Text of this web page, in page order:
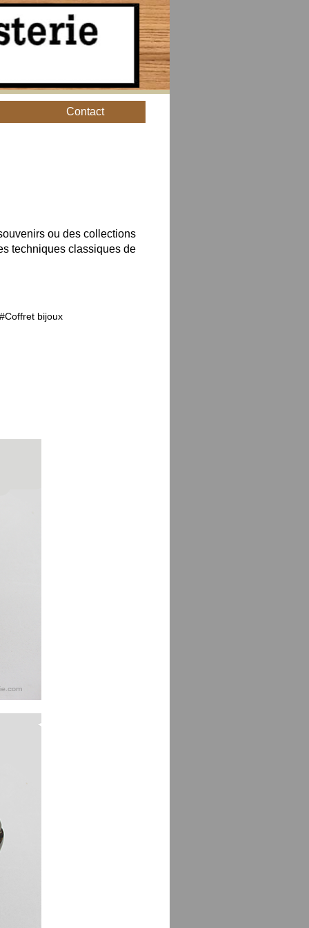
Contact
ou des collections
techniques classiques de
Coffret bijoux